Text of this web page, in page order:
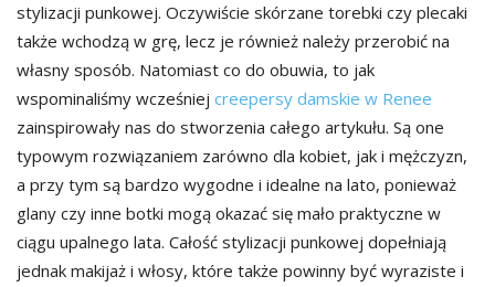
stylizacji punkowej. Oczywiście skórzane torebki czy plecaki
także wchodzą w grę, lecz je również należy przerobić na
własny sposób. Natomiast co do obuwia, to jak
wspominaliśmy wcześniej creepersy damskie w Renee
zainspirowały nas do stworzenia całego artykułu. Są one
typowym rozwiązaniem zarówno dla kobiet, jak i mężczyzn,
a przy tym są bardzo wygodne i idealne na lato, ponieważ
glany czy inne botki mogą okazać się mało praktyczne w
ciągu upalnego lata. Całość stylizacji punkowej dopełniają
jednak makijaż i włosy, które także powinny być wyraziste i